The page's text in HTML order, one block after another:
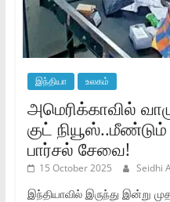
இந்தியா உலகம்
அமெரிக்காவில்
குட்
பார்சல் சேவை!
15 October 2025 Seidhi
இந்தியாவில் இருந்து இன்று